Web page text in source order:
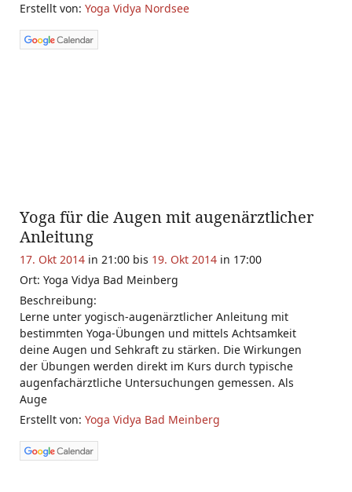
Erstellt von: Yoga Vidya Nordsee
Yoga für die Augen mit augenärztlicher
Anleitung
17. Okt 2014 in 21:00 bis 19. Okt 2014 in 17:00
Ort: Yoga Vidya Bad Meinberg
Beschreibung:
Lerne unter yogisch-augenärztlicher Anleitung mit
bestimmten Yoga-Übungen und mittels Achtsamkeit
deine Augen und Sehkraft zu stärken. Die Wirkungen
der Übungen werden direkt im Kurs durch typische
augenfachärztliche Untersuchungen gemessen. Als
Auge
Erstellt von: Yoga Vidya Bad Meinberg